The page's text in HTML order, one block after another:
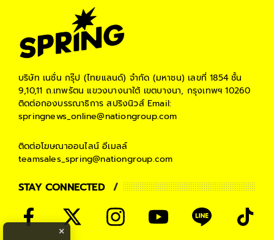
บริษัท เนชั่น กรุ๊ป (ไทยแลนด์) จำกัด (มหาชน) เลขที่ 1854 ชั้น
9,10,11 ถ.เทพรัตน แขวงบางนาใต้ เขตบางนา, กรุงเทพฯ 10260
ติดต่อกองบรรณาธิการ สปริงนิวส์Email:
springnews_online@nationgroup.com
ติดต่อโฆษณาออนไลน์ อีเมลล์
teamsales_spring@nationgroup.com
STAY CONNECTED
×